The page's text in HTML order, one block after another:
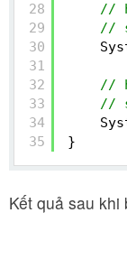
28
29
30
31
32
33
34
35
//
//
//
//
}
Kết quả sau